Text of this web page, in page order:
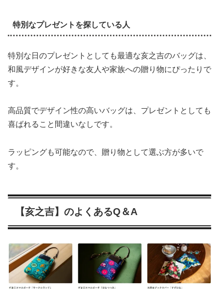
特別なプレゼントを探している人
特別な日のプレゼントとしても最適な亥之吉のバッグは、
和風デザインが好きな友人や家族への贈り物にぴったりで
す。
高品質でデザイン性の高いバッグは、プレゼントとしても
喜ばれること間違いなしです。
ラッピングも可能なので、贈り物として選ぶ方が多いで
す。
【亥之吉】のよくあるQ＆A